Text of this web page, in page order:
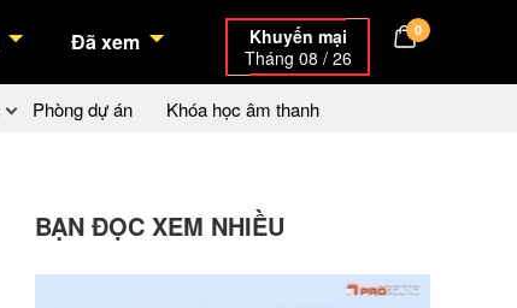
Đã xem
Khuyến mại
Tháng 08 / 26
0
Phòng dự án Khóa học âm thanh
BẠN ĐỌC XEM NHIỀU